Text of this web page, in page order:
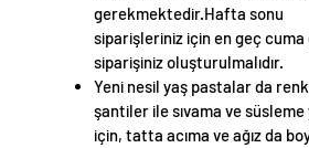
gerekmektedir.Hafta sonu
siparişleriniz için en geç cuma
siparişiniz oluşturulmalıdır.
Yeni nesil yaş pastalar da
şantiler ile sıvama ve süsleme
için, tatta acıma ve ağız da